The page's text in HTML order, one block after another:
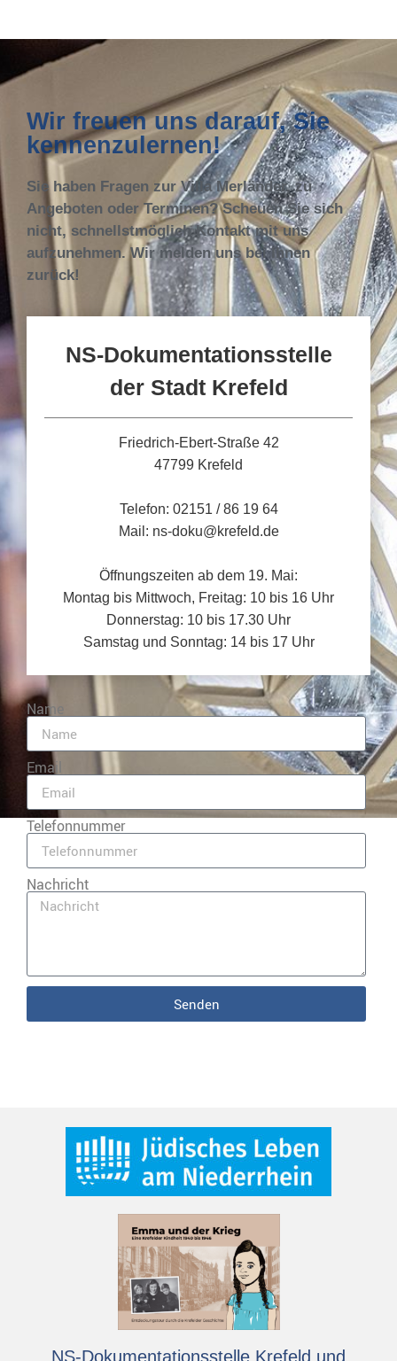
Wir freuen uns darauf, Sie
kennenzulernen!
Sie haben Fragen zur Villa Merländer, zu
Angeboten oder Terminen? Scheuen Sie sich
nicht, schnellstmöglich Kontakt mit uns
aufzunehmen. Wir melden uns bei Ihnen
zurück!
NS-Dokumentationsstelle
der Stadt Krefeld
Friedrich-Ebert-Straße 42
47799 Krefeld
Telefon: 02151 / 86 19 64
Mail: ns-doku@krefeld.de
Öffnungszeiten ab dem 19. Mai:
Montag bis Mittwoch, Freitag: 10 bis 16 Uhr
Donnerstag: 10 bis 17.30 Uhr
Samstag und Sonntag: 14 bis 17 Uhr
Name
Email
Telefonnummer
Nachricht
Senden
NS-Dokumentationsstelle Krefeld und